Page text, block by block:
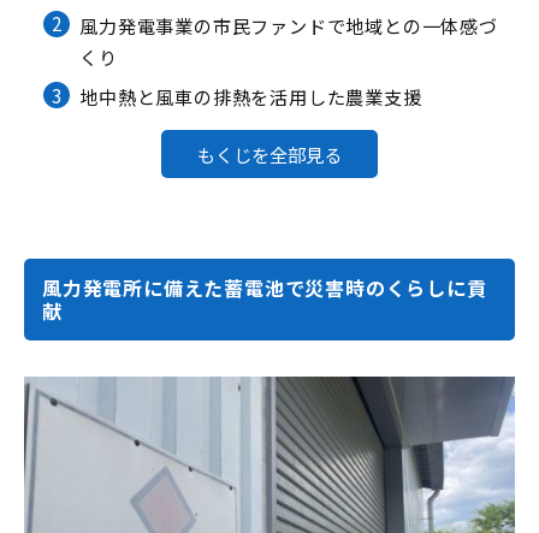
2
風力発電事業の市民ファンドで地域との一体感づ
くり
3
地中熱と風車の排熱を活用した農業支援
もくじを全部見る
風力発電所に備えた蓄電池で災害時のくらしに貢
献